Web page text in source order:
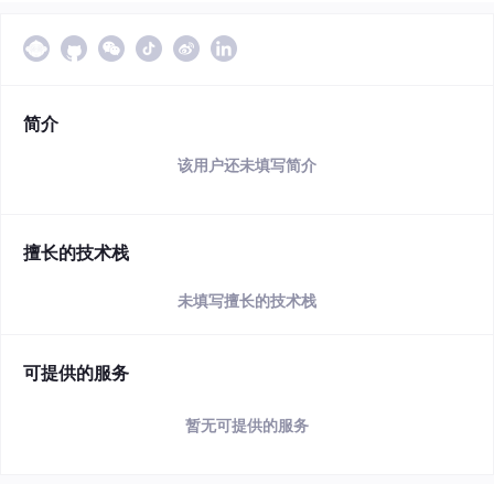
简介
该用户还未填写简介
擅长的技术栈
未填写擅长的技术栈
可提供的服务
暂无可提供的服务